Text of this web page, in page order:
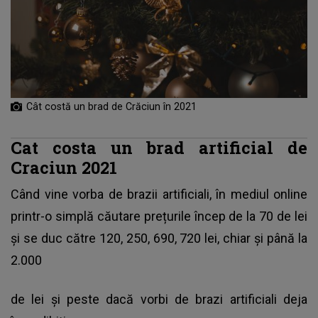
Cât costă un brad de Crăciun în 2021
Cat costa un brad artificial de
Craciun 2021
Când vine vorba de brazii artificiali, în mediul online
printr-o simplă căutare prețurile încep de la 70 de lei
și se duc către 120, 250, 690, 720 lei, chiar și până la
2.000
de lei și peste dacă vorbi de brazi artificiali deja